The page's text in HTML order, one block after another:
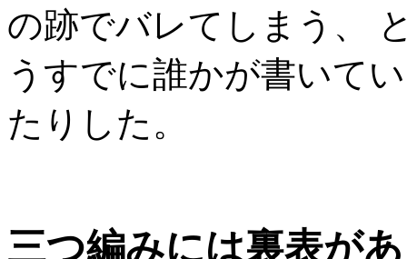
の跡でバレてしまう、
うすでに誰かが書いて
たりした。
三つ編みには裏表が